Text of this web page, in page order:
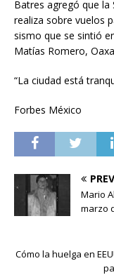
Batres agregó que la
realiza sobre vuelos
sismo que se sintió
Matías Romero,
“La ciudad está
Forbes México
Mario
marzo
Cómo la huelga en